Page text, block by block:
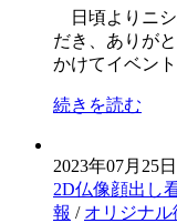
日頃よりニシ
だき、ありが
かけてイベン
続きを読む
2023年07月25日
2D仏像顔出し
報 / オリジナル